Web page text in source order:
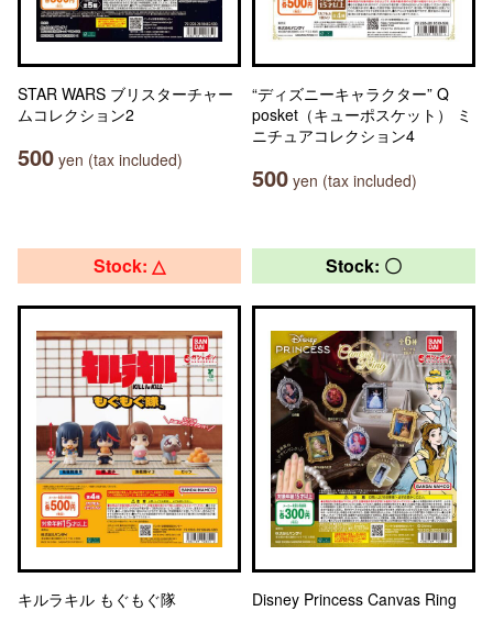
STAR WARS ブリスターチャー
ムコレクション2
500 yen (tax included)
“ディズニーキャラクター” Q
posket（キューポスケット） ミ
ニチュアコレクション4
500 yen (tax included)
Stock: △
キルラキル もぐもぐ隊
Stock: 〇
Disney Princess Canvas Ring